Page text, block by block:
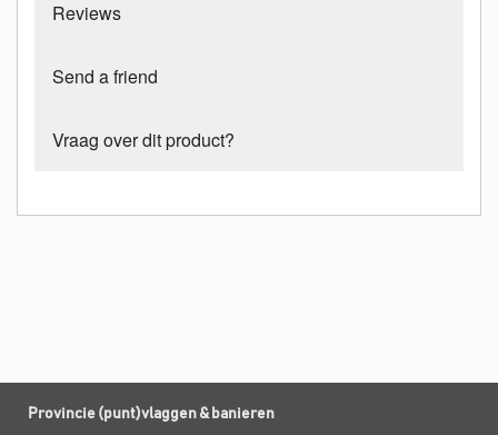
Reviews
Send a friend
Vraag over dit product?
Provincie (punt)vlaggen & banieren